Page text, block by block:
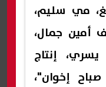
مي سليم،
أمين جمال،
إنتاج
إخوان"،